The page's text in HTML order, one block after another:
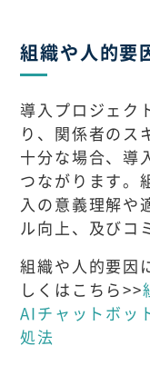
組織や人的要
導入プロジェク
り、関係者のス
十分な場合、導
つながります。
入の意義理解や
ル向上、及びコ
組織や人的要因
しくはこちら>>
AIチャットボッ
処法